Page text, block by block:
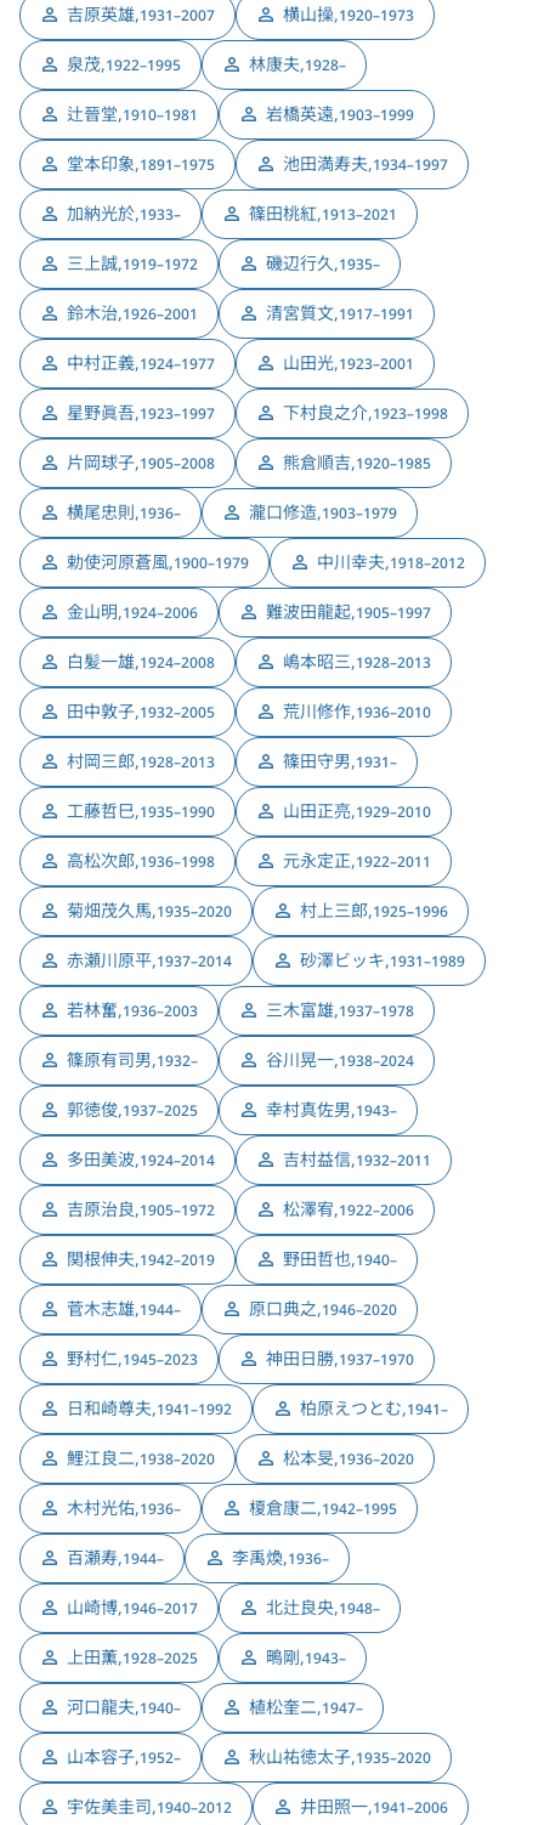
吉原英雄,1931–2007 横山操,1920–1973
泉茂,1922–1995 林康夫,1928–
辻晉堂,1910–1981 岩橋英遠,1903–1999
堂本印象,1891–1975 池田満寿夫,1934–1997
加納光於,1933– 篠田桃紅,1913–2021
三上誠,1919–1972 磯辺行久,1935–
鈴木治,1926–2001 清宮質文,1917–1991
中村正義,1924–1977 山田光,1923–2001
星野眞吾,1923–1997 下村良之介,1923–1998
片岡球子,1905–2008 熊倉順吉,1920–1985
横尾忠則,1936– 瀧口修造,1903–1979
勅使河原蒼風,1900–1979 中川幸夫,1918–2012
金山明,1924–2006 難波田龍起,1905–1997
白髪一雄,1924–2008 嶋本昭三,1928–2013
田中敦子,1932–2005 荒川修作,1936–2010
村岡三郎,1928–2013 篠田守男,1931–
工藤哲巳,1935–1990 山田正亮,1929–2010
高松次郎,1936–1998 元永定正,1922–2011
菊畑茂久馬,1935–2020 村上三郎,1925–1996
赤瀬川原平,1937–2014 砂澤ビッキ,1931–1989
若林奮,1936–2003 三木富雄,1937–1978
篠原有司男,1932– 谷川晃一,1938–2024
郭徳俊,1937–2025 幸村真佐男,1943–
多田美波,1924–2014 吉村益信,1932–2011
吉原治良,1905–1972 松澤宥,1922–2006
関根伸夫,1942–2019 野田哲也,1940–
菅木志雄,1944– 原口典之,1946–2020
野村仁,1945–2023 神田日勝,1937–1970
日和崎尊夫,1941–1992 柏原えつとむ,1941–
鯉江良二,1938–2020 松本旻,1936–2020
木村光佑,1936– 榎倉康二,1942–1995
百瀬寿,1944– 李禹煥,1936–
山崎博,1946–2017 北辻良央,1948–
上田薫,1928–2025 鴫剛,1943–
河口龍夫,1940– 植松奎二,1947–
山本容子,1952– 秋山祐徳太子,1935–2020
宇佐美圭司,1940–2012 井田照一,1941–2006